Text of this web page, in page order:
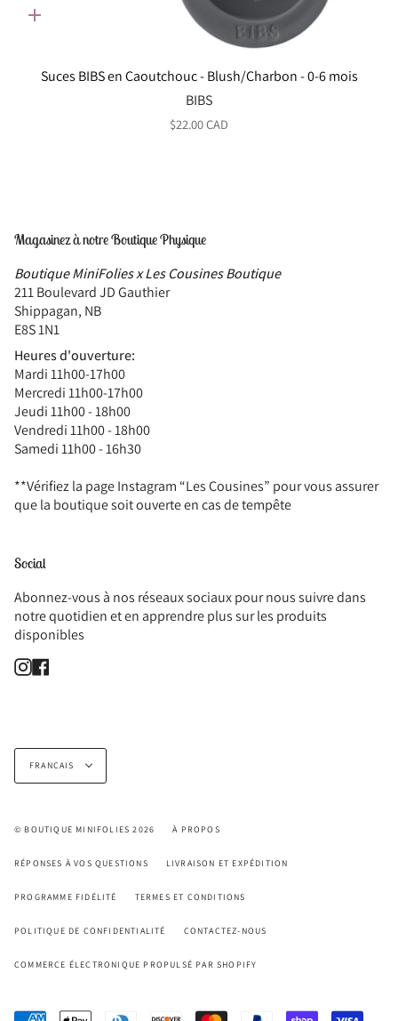
Ajout
Suces BIBS en Caoutchouc - Blush/Charbon - 0-6 mois
BIBS
$22.00 CAD
Magasinez à notre Boutique Physique
Boutique MiniFolies x Les Cousines Boutique
211 Boulevard JD Gauthier
Shippagan, NB
E8S 1N1
Heures d'ouverture:
Mardi 11h00-17h00
Mercredi 11h00-17h00
Jeudi 11h00 - 18h00
Vendredi 11h00 - 18h00
Samedi 11h00 - 16h30
**Vérifiez la page Instagram “Les Cousines” pour vous assurer
que la boutique soit ouverte en cas de tempête
Social
Abonnez-vous à nos réseaux sociaux pour nous suivre dans
notre quotidien et en apprendre plus sur les produits
disponibles
Instagram
Langue
FRANÇAIS
© BOUTIQUE MINIFOLIES 2026 À PROPOS
RÉPONSES À VOS QUESTIONS LIVRAISON ET EXPÉDITION
PROGRAMME FIDÉLITÉ TERMES ET CONDITIONS
POLITIQUE DE CONFIDENTIALITÉ CONTACTEZ-NOUS
COMMERCE ÉLECTRONIQUE PROPULSÉ PAR SHOPIFY